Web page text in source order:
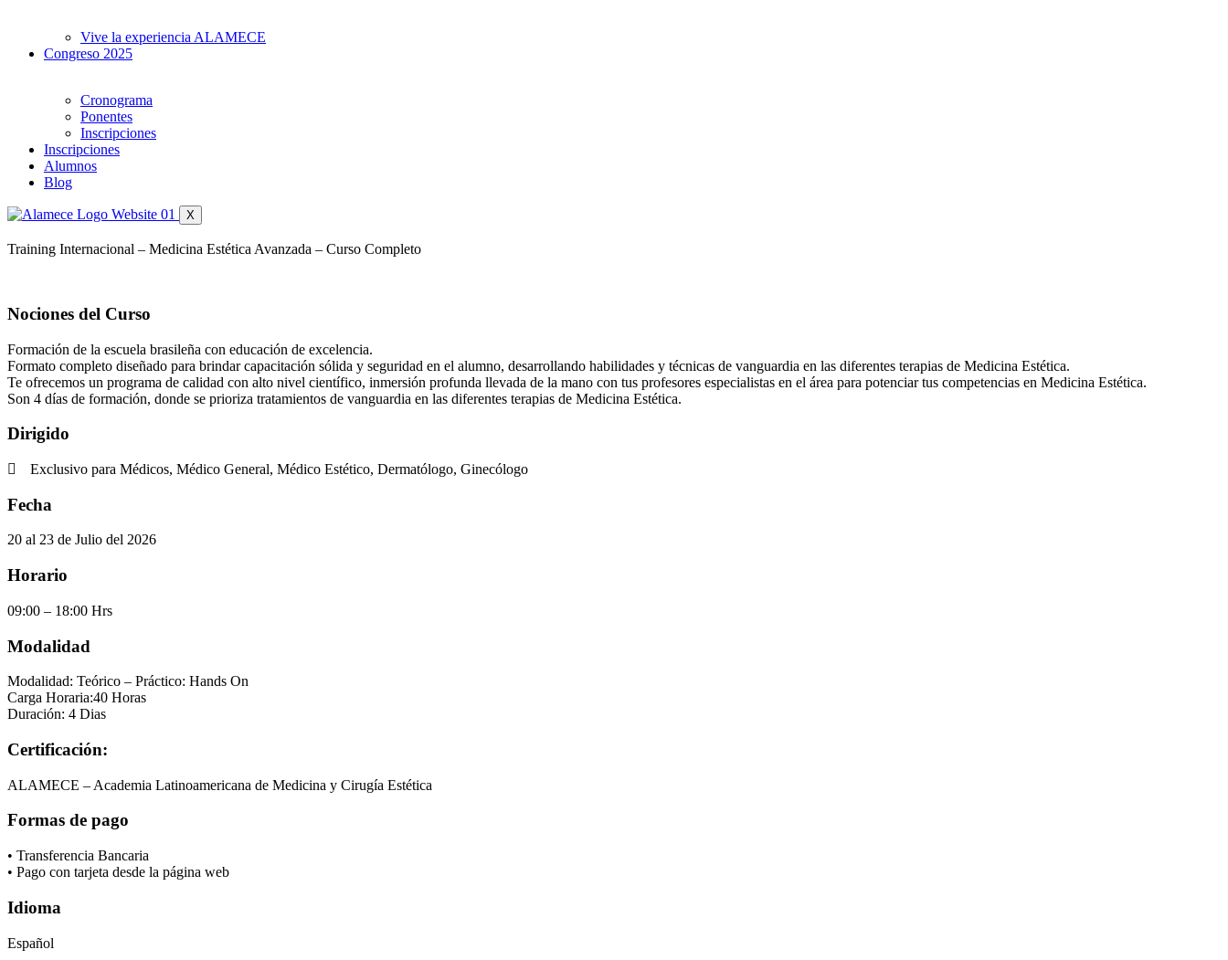
Vive la experiencia ALAMECE
Congreso 2025
Cronograma
Ponentes
Inscripciones
Inscripciones
Alumnos
Blog
X
Training Internacional – Medicina Estética Avanzada – Curso Completo
Nociones del Curso
Formación de la escuela brasileña con educación de excelencia.
Formato completo diseñado para brindar capacitación sólida y seguridad en el alumno, desarrollando habilidades y técnicas de vanguardia en las diferentes terapias de Medicina Estética.
Te ofrecemos un programa de calidad con alto nivel científico, inmersión profunda llevada de la mano con tus profesores especialistas en el área para potenciar tus competencias en Medicina Estética.
Son 4 días de formación, donde se prioriza tratamientos de vanguardia en las diferentes terapias de Medicina Estética.
Dirigido
Exclusivo para Médicos, Médico General, Médico Estético, Dermatólogo, Ginecólogo
Fecha
20 al 23 de Julio del 2026
Horario
09:00 – 18:00 Hrs
Modalidad
Modalidad: Teórico – Práctico: Hands On
Carga Horaria:40 Horas
Duración: 4 Dias
Certificación:
ALAMECE – Academia Latinoamericana de Medicina y Cirugía Estética
Formas de pago
• Transferencia Bancaria
• Pago con tarjeta desde la página web
Idioma
Español